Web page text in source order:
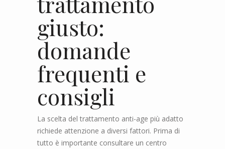
giusto:
domande
frequenti e
consigli
La scelta del trattamento anti-age più adatto
richiede attenzione a diversi fattori. Prima di
tutto è importante consultare un centro